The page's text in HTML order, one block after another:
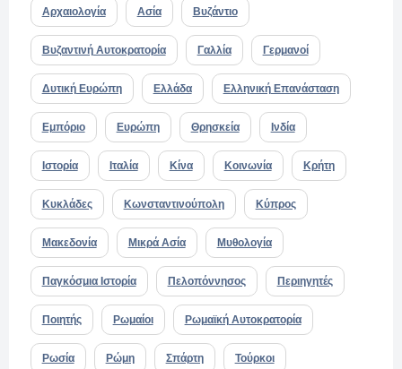
Αρχαιολογία Ασία Βυζάντιο
Βυζαντινή Αυτοκρατορία Γαλλία Γερμανοί
Δυτική Ευρώπη Ελλάδα Ελληνική Επανάσταση
Εμπόριο Ευρώπη Θρησκεία Ινδία
Ιστορία Ιταλία Κίνα Κοινωνία Κρήτη
Κυκλάδες Κωνσταντινούπολη Κύπρος
Μακεδονία Μικρά Ασία Μυθολογία
Παγκόσμια Ιστορία Πελοπόννησος Περιηγητές
Ποιητής Ρωμαίοι Ρωμαϊκή Αυτοκρατορία
Ρωσία Ρώμη Σπάρτη Τούρκοι